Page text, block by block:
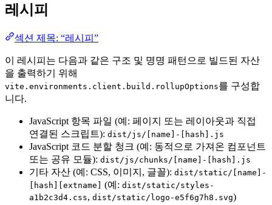
레시피
섹션 제목: “레시피”
이 레시피는 다음과 같은 구조 및 명명 패턴으로 빌드된 자산
을 출력하기 위해
vite.environments.client.build.rollupOptions를 구성합
니다.
JavaScript 항목 파일 (예: 페이지 또는 레이아웃과 직접
연결된 스크립트): dist/js/[name]-[hash].js
JavaScript 코드 분할 청크 (예: 동적으로 가져온 컴포넌트
또는 공유 모듈): dist/js/chunks/[name]-[hash].js
기타 자산 (예: CSS, 이미지, 글꼴): dist/static/[name]-
[hash][extname]
(예: dist/static/styles-
a1b2c3d4.css, dist/static/logo-e5f6g7h8.svg)